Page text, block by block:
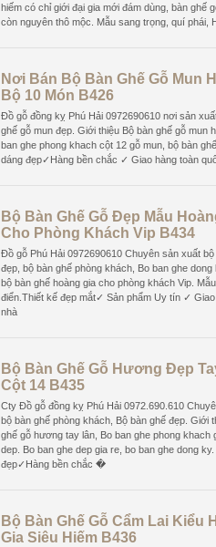
hiếm có chỉ giới đại gia mới đám dùng, bàn ghế
còn nguyên thô mộc. Mẫu sang trọng, quí phái,
Nơi Bán Bộ Bàn Ghế Gỗ Mun
Bộ 10 Món B426
Đồ gỗ đồng kỵ Phú Hải 0972690610 nơi sản
ghế gỗ mun đẹp. Giới thiệu Bộ bàn ghế gỗ mun
ban ghe phong khach cột 12 gỗ mun, bộ bàn
dáng đẹp✓Hàng bền chắc ✓ Giao hàng toàn
Bộ Bàn Ghế Gỗ Đẹp Mẫu
Cho Phòng Khách Vip B434
Đồ gỗ Phú Hải 0972690610 Chuyên sản xuất
đẹp, bộ bàn ghế phòng khách, Bo ban ghe dong
bộ bàn ghế hoàng gia cho phòng khách Vip.
điển.Thiết kế đẹp mắt✓ Sản phẩm Uy tín ✓
nhà
Bộ Bàn Ghế Gỗ Hương Đẹp
Cột 14 B435
Cty Đồ gỗ đồng kỵ Phú Hải 0972.690.610
bộ bàn ghế phòng khách, Bộ bàn ghế đẹp. Giới
ghế gỗ hương tay lân, Bo ban ghe phong khach
dep. Bo ban ghe dep gia re, bo ban ghe dong
đẹp✓Hàng bền chắc �
Bộ Bàn Ghế Gỗ Cẩm Lai Kiểu
Gia Siêu Hiếm B436